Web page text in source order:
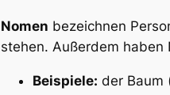
Nomen bezeichnen
stehen. Außerdem haben
Beispiele: der Baum